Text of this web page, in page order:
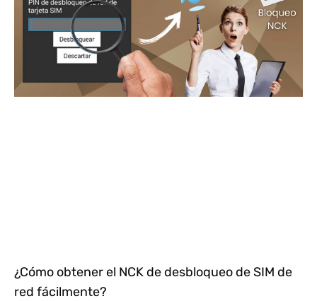
¿Cómo obtener el NCK de desbloqueo de SIM de
red fácilmente?